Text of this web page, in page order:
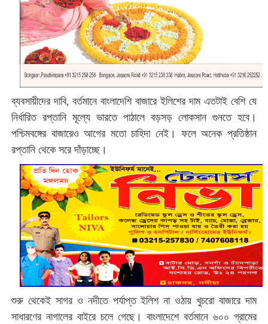
ব্যবসায়ীদের দাবি, বর্তমানে বাংলাদেশি বাজারে ইলিশের দাম এতটাই বেশি যে
নির্ধারিত রপ্তানি মূল্যে ভারতে পাঠালে বড়সড় লোকসান গুনতে হবে।
পশ্চিমবঙ্গের বাজারেও আগের মতো চাহিদা নেই। ফলে অনেক প্রতিষ্ঠান
রপ্তানি থেকে সরে দাঁড়াচ্ছে।
শুরু থেকেই সাগর ও নদীতে পর্যাপ্ত ইলিশ না ওঠায় খুচরো বাজারে দাম
সাধারণের নাগালের বাইরে চলে গেছে। বাংলাদেশে বর্তমানে ৬০০ গ্রামের